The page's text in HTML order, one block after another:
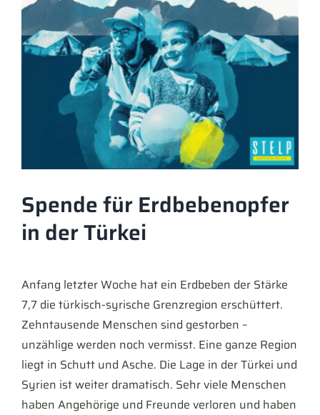
Bild
Spende für Erdbebenopfer
in der Türkei
Anfang letzter Woche hat ein Erdbeben der Stärke
7,7 die türkisch-syrische Grenzregion erschüttert.
Zehntausende Menschen sind gestorben –
unzählige werden noch vermisst. Eine ganze Region
liegt in Schutt und Asche. Die Lage in der Türkei und
Syrien ist weiter dramatisch. Sehr viele Menschen
haben Angehörige und Freunde verloren und haben